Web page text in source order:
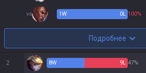
vs 1W 0L 100%
Подробнее
2 8W 9L 47%